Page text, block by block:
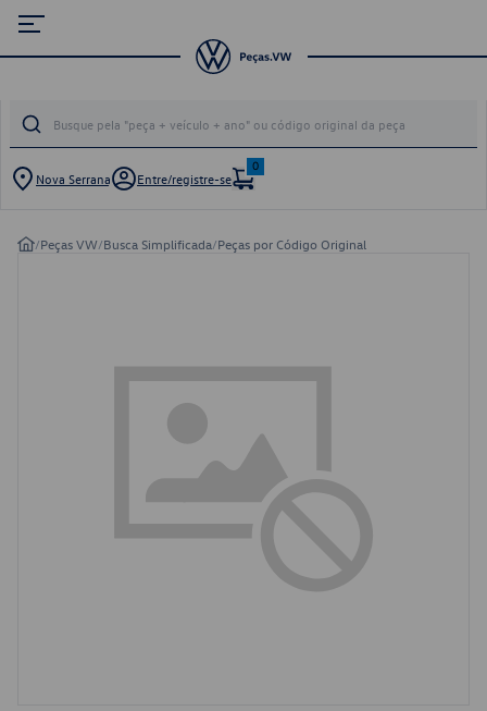
Nova Serrana Entre/registre-se
0
/Peças VW/Busca Simplificada/Peças por Código Original